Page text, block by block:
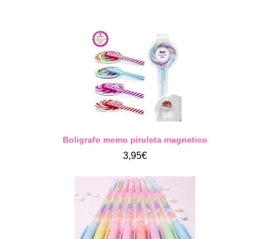
Boligrafo memo piruleta magnetico
3,95€